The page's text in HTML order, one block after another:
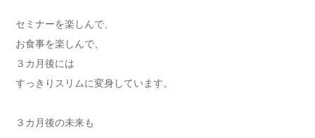
セミナーを楽しんで、
お食事を楽しんで、
３カ月後には
すっきりスリムに変身しています。
３カ月後の未来も